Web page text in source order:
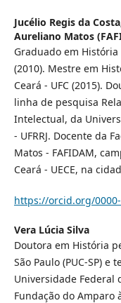
Jucélio Regis da
Aureliano Matos
Graduado em
(2010). Mestre em
Ceará - UFC (2015).
linha de pesquisa
Intelectual, da
- UFRRJ. Docente da
Matos - FAFIDAM,
Ceará - UECE, na
https://orcid.org/
Vera Lúcia Silva
Doutora em História
São Paulo (PUC-SP)
Universidade Federal
Fundação do Amparo